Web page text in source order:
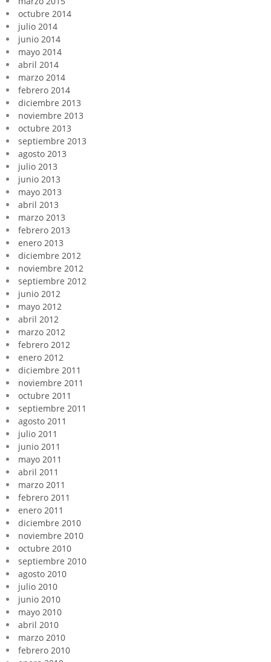
octubre 2014
julio 2014
junio 2014
mayo 2014
abril 2014
marzo 2014
febrero 2014
diciembre 2013
noviembre 2013
octubre 2013
septiembre 2013
agosto 2013
julio 2013
junio 2013
mayo 2013
abril 2013
marzo 2013
febrero 2013
enero 2013
diciembre 2012
noviembre 2012
septiembre 2012
junio 2012
mayo 2012
abril 2012
marzo 2012
febrero 2012
enero 2012
diciembre 2011
noviembre 2011
octubre 2011
septiembre 2011
agosto 2011
julio 2011
junio 2011
mayo 2011
abril 2011
marzo 2011
febrero 2011
enero 2011
diciembre 2010
noviembre 2010
octubre 2010
septiembre 2010
agosto 2010
julio 2010
junio 2010
mayo 2010
abril 2010
marzo 2010
febrero 2010